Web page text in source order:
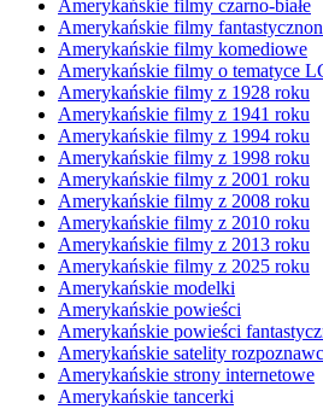
Amerykańskie filmy czarno-białe
Amerykańskie filmy
Amerykańskie filmy komediowe
Amerykańskie filmy o tematyce
Amerykańskie filmy z 1928 roku
Amerykańskie filmy z 1941 roku
Amerykańskie filmy z 1994 roku
Amerykańskie filmy z 1998 roku
Amerykańskie filmy z 2001 roku
Amerykańskie filmy z 2008 roku
Amerykańskie filmy z 2010 roku
Amerykańskie filmy z 2013 roku
Amerykańskie filmy z 2025 roku
Amerykańskie modelki
Amerykańskie powieści
Amerykańskie powieści
Amerykańskie satelity
Amerykańskie strony internetowe
Amerykańskie tancerki